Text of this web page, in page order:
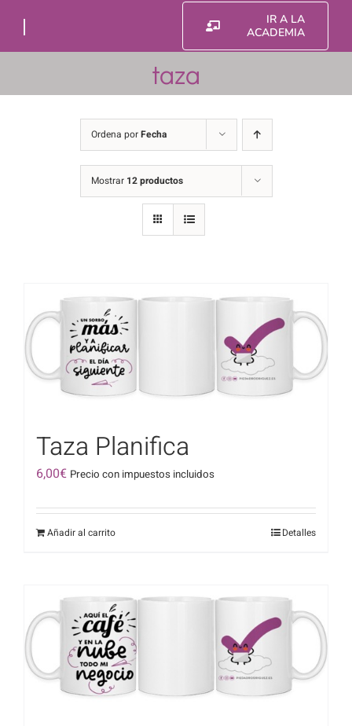
contenido
IR A LA
ACADEMIA
taza
Ordena porFecha
Mostrar 12 productos
Taza Planifica
6,00€ Precio con impuestos incluidos
Añadir al carrito Detalles